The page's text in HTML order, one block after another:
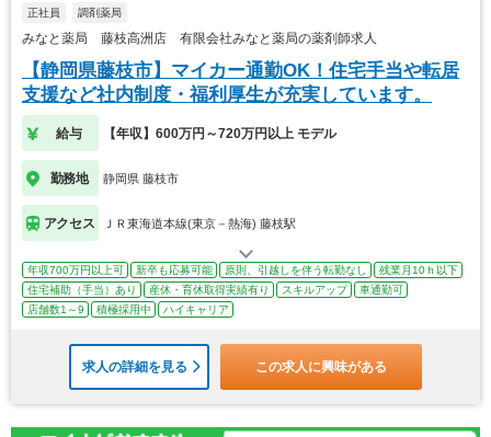
正社員 調剤薬局
みなと薬局 藤枝高洲店 有限会社みなと薬局の薬剤師求人
【静岡県藤枝市】マイカー通勤OK！住宅手当や転居
支援など社内制度・福利厚生が充実しています。
給与 【年収】600万円～720万円以上 モデル
勤務地 静岡県 藤枝市
アクセス ＪＲ東海道本線(東京－熱海) 藤枝駅
年収700万円以上可 新卒も応募可能 原則、引越しを伴う転勤なし
残業月10ｈ以下
住宅補助（手当）あり
産休・育休取得実績有り スキルアップ
車通勤可
店舗数1～9
積極採用中 ハイキャリア
求人の詳細を見る この求人に興味がある